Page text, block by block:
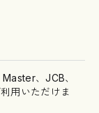
、JCB、
用いただけま